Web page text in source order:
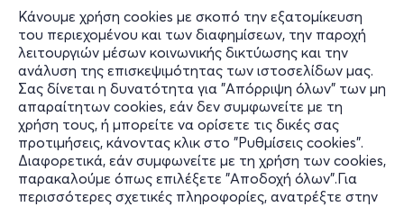
Κάνουμε χρήση cookies με σκοπό την εξατομίκευση
του περιεχομένου και των διαφημίσεων, την παροχή
λειτουργιών μέσων κοινωνικής δικτύωσης και την
ανάλυση της επισκεψιμότητας των ιστοσελίδων μας.
Σας δίνεται η δυνατότητα για "Απόρριψη όλων" των μη
απαραίτητων cookies, εάν δεν συμφωνείτε με τη
χρήση τους, ή μπορείτε να ορίσετε τις δικές σας
προτιμήσεις, κάνοντας κλικ στο "Ρυθμίσεις cookies".
Διαφορετικά, εάν συμφωνείτε με τη χρήση των cookies,
παρακαλούμε όπως επιλέξετε "Αποδοχή όλων".Για
περισσότερες σχετικές πληροφορίες, ανατρέξτε στην
συμβολική τιμή και μέρος των εσόδων θα διατεθούν σε
Φιλανθρωπικό Σωματείο.
Περισσότερες πληροφορίες στοwww.winesofcrete.gr.
***********************************************************
*****************************************
Πληροφορίες
Υποστήριξη
Stay Connected